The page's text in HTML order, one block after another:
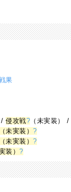
果
/侵攻戦? （未実装） /
未実装）?
未実装）?
装）?